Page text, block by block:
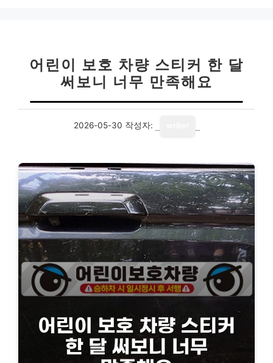
어린이 보호 차량 스티커 한 달
써보니 너무 만족해요
2026-05-30 작성자: